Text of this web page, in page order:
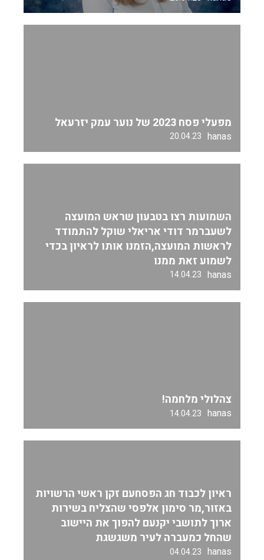
מפעלי פסח 2023 של נוער עמק יזרעאל
hanas
20.04.23
השמועות רצו בטבעון שראש המועצה
לשעברמר דודי אריאלי שוקל להתמודד
לראשות המועצה,הזמנו אותו לראיון בכדי
לשמוע זאת ממנו
hanas
14.04.23
צהלולי מלחמה!
hanas
14.04.23
ראיון לכבוד חג הפסחעם זקן ראשי הרשויות
באזור,מר סימון אלפסי שהצליח בשירות
ארוך לתושבי יקנעם להפוך את היישוב
שהחל כמעברה לעיר משגשגת
hanas
04.04.23